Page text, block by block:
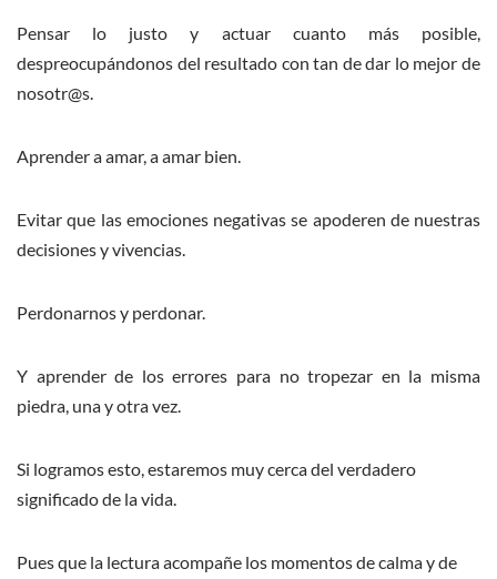
Pensar lo justo y actuar cuanto más posible,
despreocupándonos del resultado con tan de dar lo mejor de
nosotr@s.
Aprender a amar, a amar bien.
Evitar que las emociones negativas se apoderen de nuestras
decisiones y vivencias.
Perdonarnos y perdonar.
Y aprender de los errores para no tropezar en la misma
piedra, una y otra vez.
Si logramos esto, estaremos muy cerca del verdadero
significado de la vida.
Pues que la lectura acompañe los momentos de calma y de